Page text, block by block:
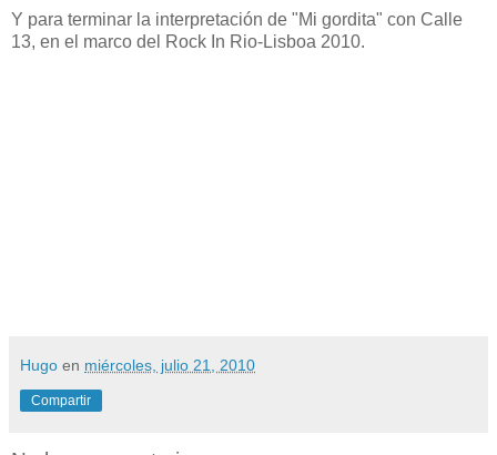
Y para terminar la interpretación de "Mi gordita" con Calle
13, en el marco del Rock In Rio-Lisboa 2010.
Hugo en miércoles, julio 21, 2010
Compartir